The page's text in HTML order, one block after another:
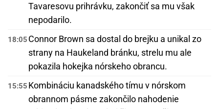
Tavaresovu prihrávku, zakončiť sa mu však
nepodarilo.
18:05 Connor Brown sa dostal do brejku a unikal zo
strany na Haukeland bránku, strelu mu ale
pokazila hokejka nórskeho obrancu.
15:55 Kombináciu kanadského tímu v nórskom
obrannom pásme zakončilo nahodenie